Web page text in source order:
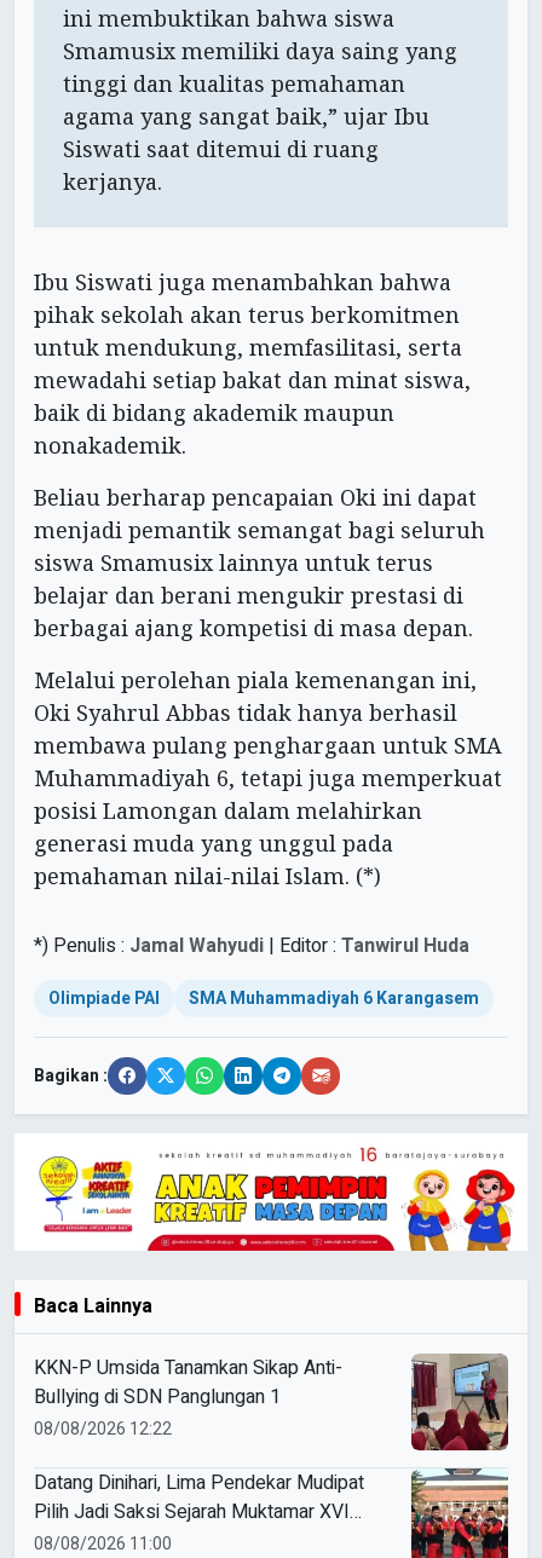
ini membuktikan bahwa siswa
Smamusix memiliki daya saing yang
tinggi dan kualitas pemahaman
agama yang sangat baik,” ujar Ibu
Siswati saat ditemui di ruang
kerjanya.
Ibu Siswati juga menambahkan bahwa
pihak sekolah akan terus berkomitmen
untuk mendukung, memfasilitasi, serta
mewadahi setiap bakat dan minat siswa,
baik di bidang akademik maupun
nonakademik.
Beliau berharap pencapaian Oki ini dapat
menjadi pemantik semangat bagi seluruh
siswa Smamusix lainnya untuk terus
belajar dan berani mengukir prestasi di
berbagai ajang kompetisi di masa depan.
Melalui perolehan piala kemenangan ini,
Oki Syahrul Abbas tidak hanya berhasil
membawa pulang penghargaan untuk SMA
Muhammadiyah 6, tetapi juga memperkuat
posisi Lamongan dalam melahirkan
generasi muda yang unggul pada
pemahaman nilai-nilai Islam. (*)
*) Penulis : Jamal Wahyudi | Editor : Tanwirul Huda
Olimpiade PAI SMA Muhammadiyah 6 Karangasem
Bagikan :
Baca Lainnya
KKN-P Umsida Tanamkan Sikap Anti-
Bullying di SDN Panglungan 1
08/08/2026 12:22
Datang Dinihari, Lima Pendekar Mudipat
Pilih Jadi Saksi Sejarah Muktamar XVI
Tapak Suci
08/08/2026 11:00